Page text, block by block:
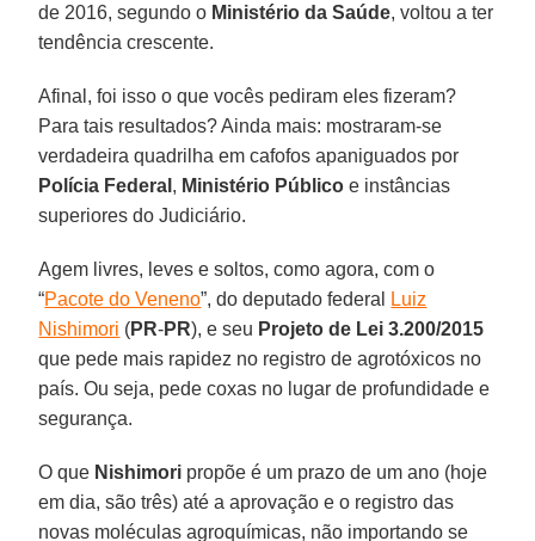
de 2016, segundo o Ministério da Saúde, voltou a ter
tendência crescente.
Afinal, foi isso o que vocês pediram eles fizeram?
Para tais resultados? Ainda mais: mostraram-se
verdadeira quadrilha em cafofos apaniguados por
Polícia Federal , Ministério Público e instâncias
superiores do Judiciário.
Agem livres, leves e soltos, como agora, com o
“Pacote do Veneno”, do deputado federal
Luiz
Nishimori (PR-PR), e seu Projeto de Lei 3.200/2015
que pede mais rapidez no registro de agrotóxicos no
país. Ou seja, pede coxas no lugar de profundidade e
segurança.
O que Nishimori propõe é um prazo de um ano (hoje
em dia, são três) até a aprovação e o registro das
novas moléculas agroquímicas, não importando se